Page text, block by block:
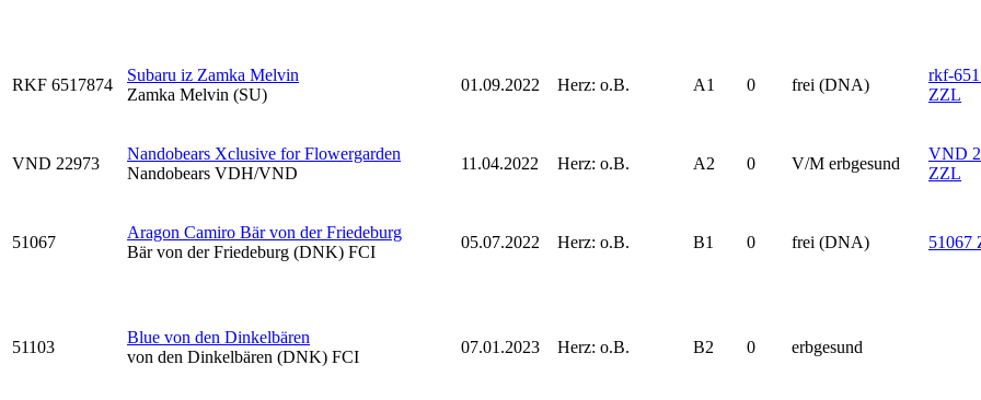
RKF 6517874
Subaru iz Zamka Melvin
Zamka Melvin (SU)
01.09.2022 Herz: o.B. A1 0 frei (DNA)
rkf-
ZZL
VND 22973
Nandobears Xclusive for Flowergarden
Nandobears VDH/VND
11.04.2022 Herz: o.B. A2 0 V/M erbgesund
VND
ZZL
51067
Aragon Camiro Bär von der Friedeburg
Bär von der Friedeburg (DNK) FCI
05.07.2022 Herz: o.B. B1 0 frei (DNA) 51067
51103
Blue von den Dinkelbären
von den Dinkelbären (DNK) FCI
07.01.2023 Herz: o.B. B2 0 erbgesund